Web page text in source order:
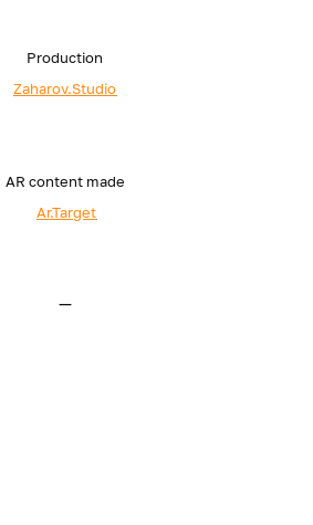
Production
Zaharov.Studio
AR content made
​​​​​Ar.Target
–